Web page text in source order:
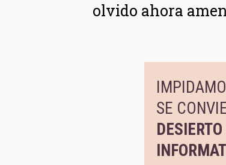
olvido ahora
SE
DESIERTO